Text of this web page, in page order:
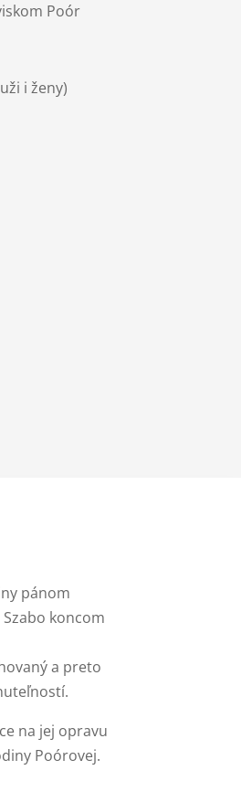
Poór
i ženy)
pánom
koncom
a preto
na jej opravu
Poórovej.